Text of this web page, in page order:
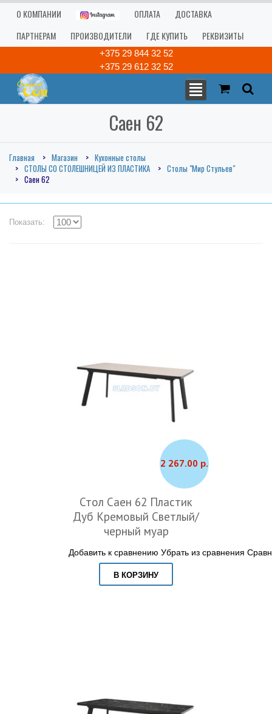
О КОМПАНИИ ОПЛАТА
ДОСТАВКА
ПАРТНЕРАМ
ПРОИЗВОДИТЕЛИ ГДЕ КУПИТЬ РЕКВИЗИТЫ
+375 29 844 32 52
+375 29 612 32 52
Саен 62
Главная Магазин
Кухонные столы
СТОЛЫ СО СТОЛЕШНИЦЕЙ ИЗ ПЛАСТИКА
Столы "Мир Стульев"
Саен 62
Показать:
2 267.00 р.
Стол Саен 62 Пластик
Дуб Кремовый Светлый/
черный муар
Добавить к сравнению Убрать из сравнения
В КОРЗИНУ